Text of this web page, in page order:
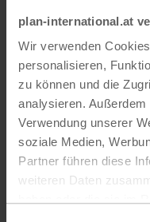
plan-international.at
Wir verwenden
personalisieren,
zu können und die
analysieren.
Verwendung unserer
soziale Medien,
Partner führen diese
weiteren Daten